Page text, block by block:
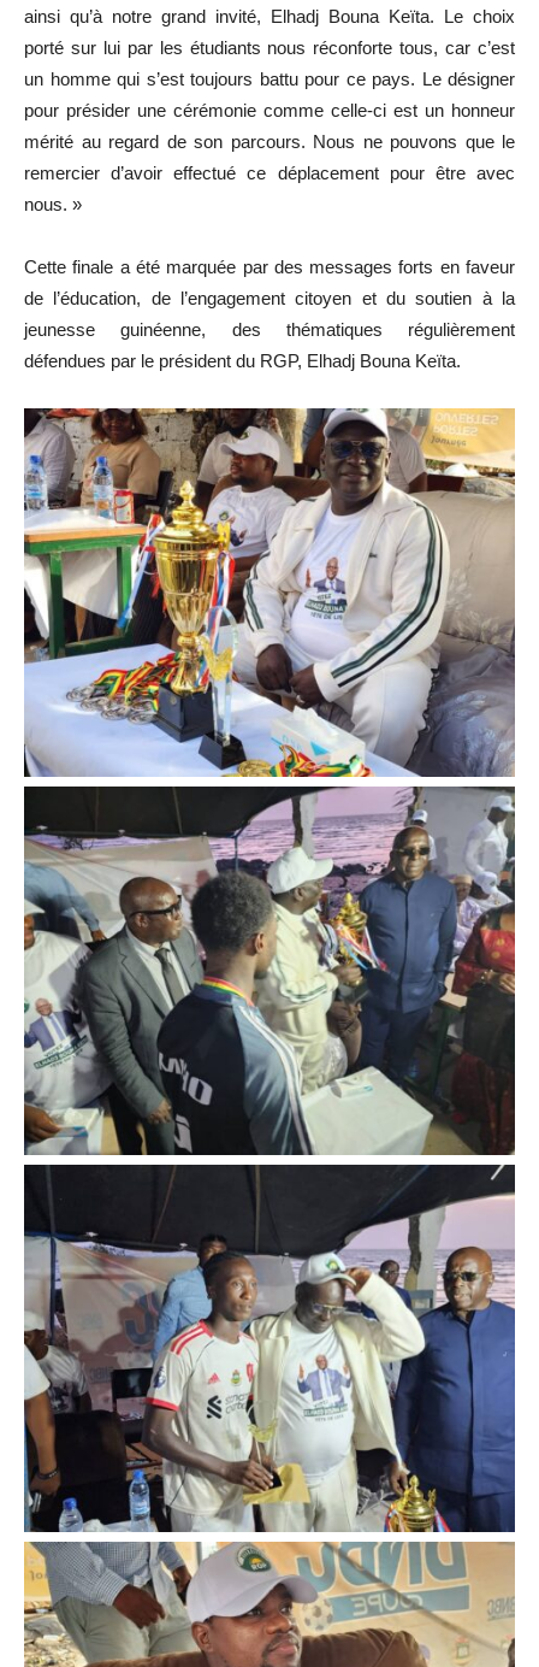
ainsi qu’à notre grand invité, Elhadj Bouna Keïta. Le choix
porté sur lui par les étudiants nous réconforte tous, car c’est
un homme qui s’est toujours battu pour ce pays. Le désigner
pour présider une cérémonie comme celle-ci est un honneur
mérité au regard de son parcours. Nous ne pouvons que le
remercier d’avoir effectué ce déplacement pour être avec
nous. »
Cette finale a été marquée par des messages forts en faveur
de l’éducation, de l’engagement citoyen et du soutien à la
jeunesse guinéenne, des thématiques régulièrement
défendues par le président du RGP, Elhadj Bouna Keïta.